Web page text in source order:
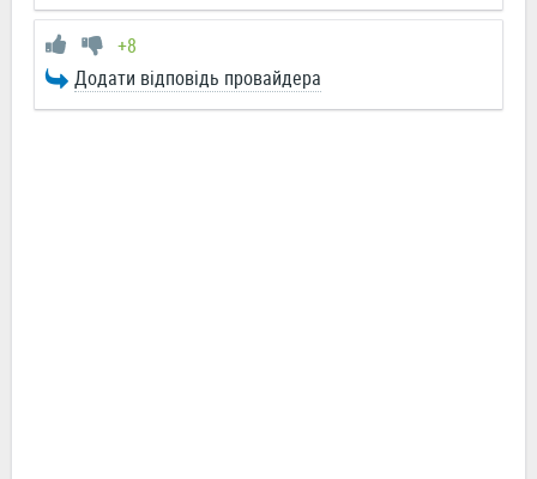
+8
Додати відповідь провайдера